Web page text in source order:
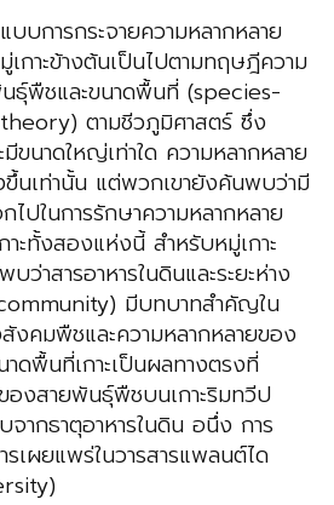
บการกระจายความหลากหลาย
กาะข้างต้นเป็นไปตามทฤษฎีความ
ธุ์พืชและขนาดพื้นที่ (species-
ตามชีวภูมิศาสตร์ ซึ่ง
ขนาดใหญ่เท่าใด ความหลากหลาย
นเท่านั้น แต่พวกเขายังค้นพบว่ามี
ปในการรักษาความหลากหลาย
ะทั้งสองแห่งนี้ สำหรับหมู่เกาะ
าสารอาหารในดินและระยะห่าง
มีบทบาทสำคัญใน
งคมพืชและความหลากหลายของ
พื้นที่เกาะเป็นผลทางตรงที่
งสายพันธุ์พืชบนเกาะริมทวีป
ากธาตุอาหารในดิน อนึ่ง การ
เผยแพร่ในวารสารแพลนต์ได